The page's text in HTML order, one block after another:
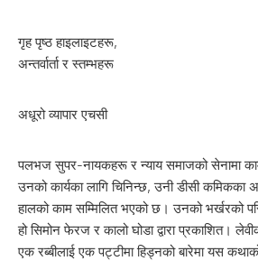
गृह पृष्ठ हाइलाइटहरू,
अन्तर्वार्ता र स्तम्भहरू
अधूरो व्यापार एचसी
पलभज सुपर-नायकहरू र न्याय समाजको सेनामा
उनको कार्यका लागि चिनिन्छ, उनी डीसी कमिकका
हालको काम सम्मिलित भएको छ। उनको भर्खरको
हो सिमोन फेरज र कालो घोडा द्वारा प्रकाशित।
एक रब्बीलाई एक पट्टीमा हिड्नको बारेमा यस